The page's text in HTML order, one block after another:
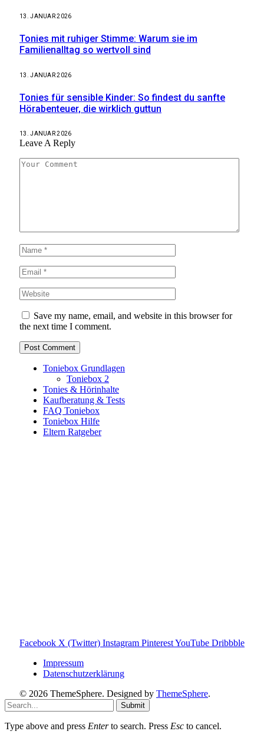
13. JANUAR 2026
Tonies mit ruhiger Stimme: Warum sie im
Familienalltag so wertvoll sind
13. JANUAR 2026
Tonies für sensible Kinder: So findest du sanfte
Hörabenteuer, die wirklich guttun
13. JANUAR 2026
Leave A Reply
Save my name, email, and website in this browser for
the next time I comment.
Toniebox Grundlagen
Toniebox 2
Tonies & Hörinhalte
Kaufberatung & Tests
FAQ Toniebox
Toniebox Hilfe
Eltern Ratgeber
Facebook X (Twitter) Instagram PinterestYouTube Dribbble
Impressum
Datenschutzerklärung
© 2026 ThemeSphere. Designed by ThemeSphere.
Submit
Type above and press Enterto search. Press Esc to cancel.